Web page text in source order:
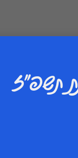
תשפ״ז